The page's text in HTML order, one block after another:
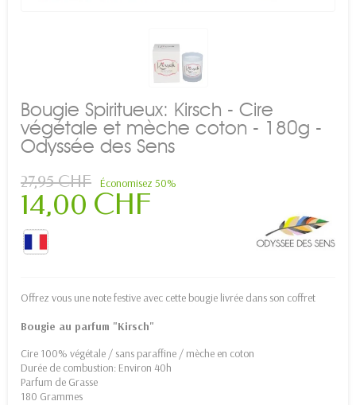
Bougie Spiritueux: Kirsch - Cire
végétale et mèche coton - 180g -
Odyssée des Sens
27,95 CHF Économisez 50%
14,00 CHF
Offrez vous une note festive avec cette bougie livrée dans son coffret
Bougie au parfum "Kirsch"
Cire 100% végétale / sans paraffine / mèche en coton
Durée de combustion: Environ 40h
Parfum de Grasse
180 Grammes